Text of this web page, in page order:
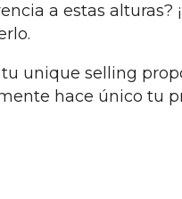
a estas alturas?
unique selling
hace único tu